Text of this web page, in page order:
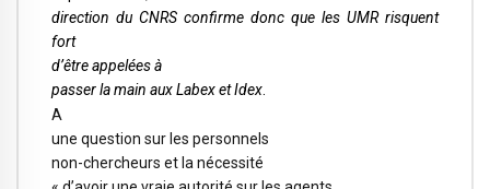
direction du CNRS confirme donc que les UMR risquent
fort
d’être appelées à
passer la main aux Labex et Idex
A
une question sur les personnels
non-chercheurs et la nécessité